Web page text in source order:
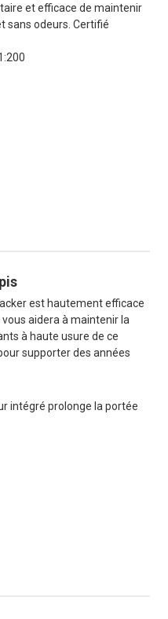
et efficace de maintenir
sans odeurs. Certifié
est hautement efficace
aidera à maintenir la
à haute usure de ce
supporter des années
intégré prolonge la portée